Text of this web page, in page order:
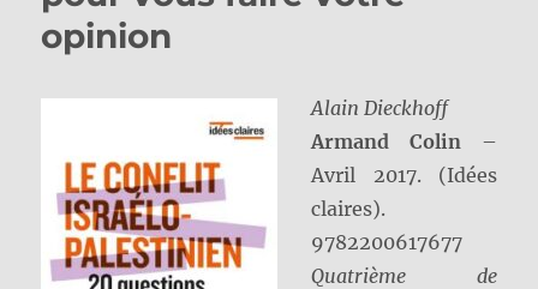
opinion
Alain Dieckhoff
Armand Colin –
Avril 2017. (Idées
claires).
9782200617677
Quatrième de